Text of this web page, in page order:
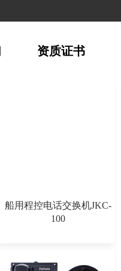
资质证书
船用程控电话交换机JKC-
100